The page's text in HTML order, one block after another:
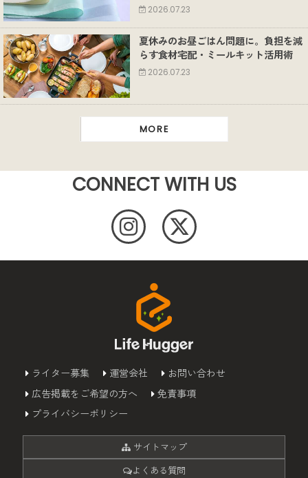
2026.07.23
夏休みのお昼ごはん問題に。負担を減
らす食材宅配・ミールキット活用術
2026.07.23
MORE
CONNECT WITH US
ライター募集 運営会社
お問い合わせ
広告掲載をご希望の方へ
免責事項
プライバシーポリシー
サイトマップ
よくある質問